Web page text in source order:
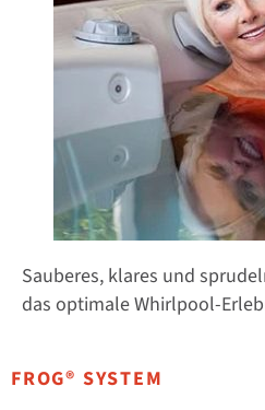
Sauberes, klares und
das optimale Whirlpool-
FROG® SYSTEM